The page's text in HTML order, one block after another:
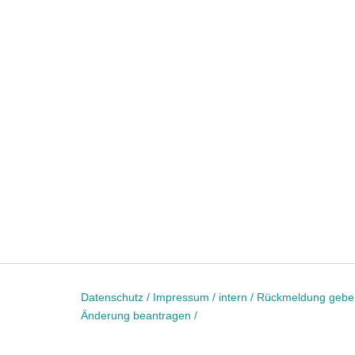
Datenschutz / Impressum / intern / Rückmeldung
Änderung beantragen /